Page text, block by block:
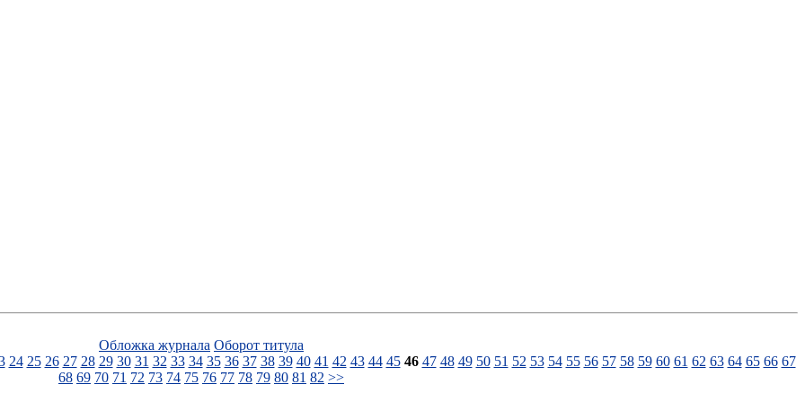
Обложка журнала Оборот титула
24 25 26 27 28 29 30 31 32 33 34 35 36 37 38 39 40 41 42 43 44 45 46 47 48 49 50 51 52 53 54 55 56 57 58 59 60 61 62 63 64 65 66 67
68 69 70 71 72 73 74 75 76 77 78 79 80 81 82 >>